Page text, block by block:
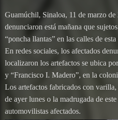
Guamúchil, Sinaloa, 11 de marzo
denunciaron está mañana que
“poncha llantas” en las calles de
En redes sociales, los afectados
localizaron los artefactos se ubica
y “Francisco I. Madero”, en la
Los artefactos fabricados con
de ayer lunes o la madrugada de
automovilistas afectados.